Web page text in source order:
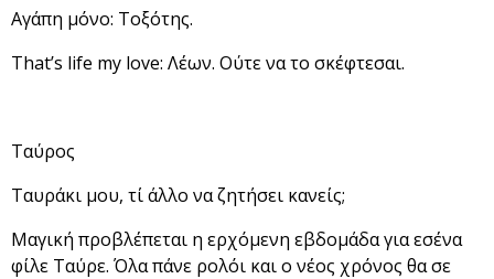
Αγάπη μόνο: Τοξότης.
That’s life my love: Λέων. Ούτε να το σκέφτεσαι.
Ταύρος
Ταυράκι μου, τί άλλο να ζητήσει κανείς;
Μαγική προβλέπεται η ερχόμενη εβδομάδα για εσένα
φίλε Ταύρε. Όλα πάνε ρολόι και ο νέος χρόνος θα σε